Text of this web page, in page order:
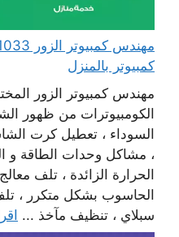
كمبيوتر بالمنزل
مهندس كمبيوتر الزور
الكومبيوترات من ظهور
السوداء ، تعطيل كرت
، مشاكل وحدات الطاقة و
الحرارة الزائدة ، تلف
الحاسوب بشكل متكرر ، تلف
سبلاي ، تنظيف مآخذ ...